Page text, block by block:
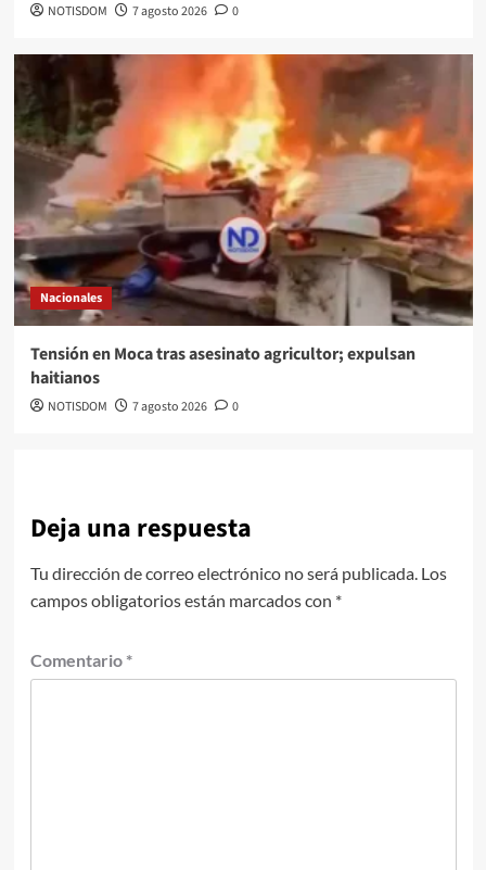
NOTISDOM 7 agosto 2026 0
Nacionales
Tensión en Moca tras asesinato agricultor; expulsan
haitianos
NOTISDOM 7 agosto 2026 0
Deja una respuesta
Tu dirección de correo electrónico no será publicada. Los
campos obligatorios están marcados con *
Comentario *